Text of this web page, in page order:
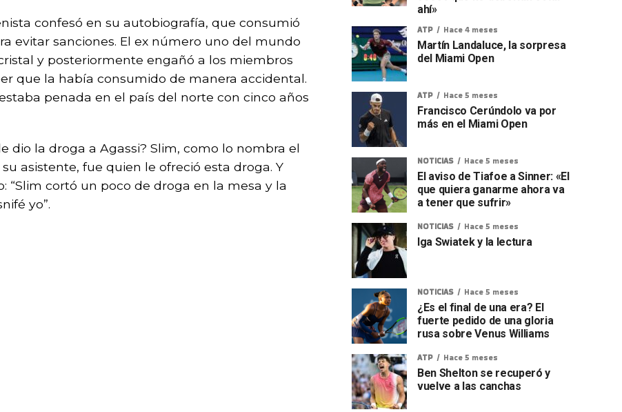
confesó en su autobiografía, que consumió
evitar sanciones. El ex número uno del mundo
y posteriormente engañó a los miembros
que la había consumido de manera accidental.
penada en el país del norte con cinco años
dio la droga a Agassi? Slim, como lo nombra el
asistente, fue quien le ofreció esta droga. Y
“Slim cortó un poco de droga en la mesa y la
yo”.
ahí»
ATP Hace 4 meses
Martín Landaluce, la sorpresa
del Miami Open
ATP Hace 5 meses
Francisco Cerúndolo va por
más en el Miami Open
NOTICIAS Hace 5 meses
El aviso de Tiafoe a Sinner: «El
que quiera ganarme ahora va
a tener que sufrir»
NOTICIAS Hace 5 meses
Iga Swiatek y la lectura
NOTICIAS Hace 5 meses
¿Es el final de una era? El
fuerte pedido de una gloria
rusa sobre Venus Williams
ATP Hace 5 meses
Ben Shelton se recuperó y
vuelve a las canchas